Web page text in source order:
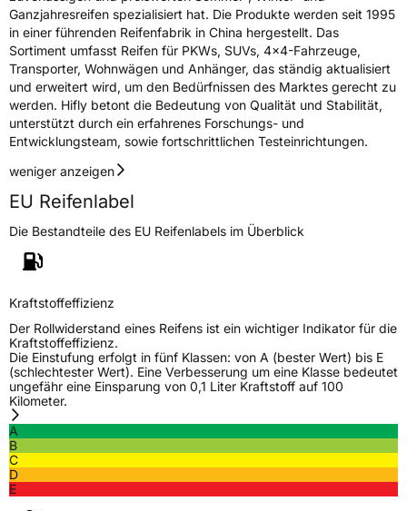
Fahrzeugklasse C1
3PMSF / Schneeflockensymbol / Alpine-Symbol Ja
Eisgrip Nein
EPREL ID
496757
Allgemeine Produktsicherheit (GPSR)
HerstellerkontaktShandong Changfeng Tire Co. LTD, YongAn
Street Guangrao County Dongying City
Shandong Province China,
China, liu.yang@hengfengtires.com
Ganzjahresreifen spezialisiert hat. Die Produkte werden seit 1995
in einer führenden Reifenfabrik in China hergestellt. Das
Sortiment umfasst Reifen für PKWs, SUVs, 4x4-Fahrzeuge,
Transporter, Wohnwägen und Anhänger, das ständig aktualisiert
und erweitert wird, um den Bedürfnissen des Marktes gerecht zu
werden. Hifly betont die Bedeutung von Qualität und Stabilität,
unterstützt durch ein erfahrenes Forschungs- und
Entwicklungsteam, sowie fortschrittlichen Testeinrichtungen.
weniger anzeigen
EU Reifenlabel
Die Bestandteile des EU Reifenlabels im Überblick
Kraftstoffeffizienz
Der Rollwiderstand eines Reifens ist ein wichtiger Indikator für die
Kraftstoffeffizienz.
Die Einstufung erfolgt in fünf Klassen: von A (bester Wert) bis E
(schlechtester Wert). Eine Verbesserung um eine Klasse bedeutet
ungefähr eine Einsparung von 0,1 Liter Kraftstoff auf 100
Kilometer.
A
B
C
D
E